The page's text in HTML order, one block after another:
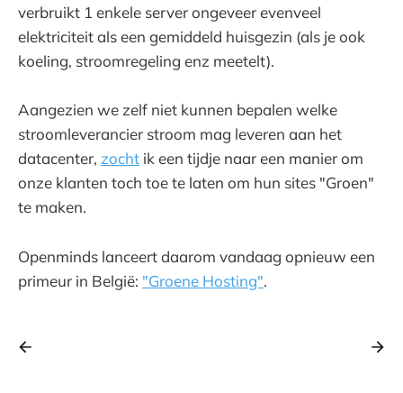
verbruikt 1 enkele server ongeveer evenveel
elektriciteit als een gemiddeld huisgezin (als je ook
koeling, stroomregeling enz meetelt).
Aangezien we zelf niet kunnen bepalen welke
stroomleverancier stroom mag leveren aan het
datacenter, zocht ik een tijdje naar een manier om
onze klanten toch toe te laten om hun sites "Groen"
te maken.
Openminds lanceert daarom vandaag opnieuw een
primeur in België: "Groene Hosting".